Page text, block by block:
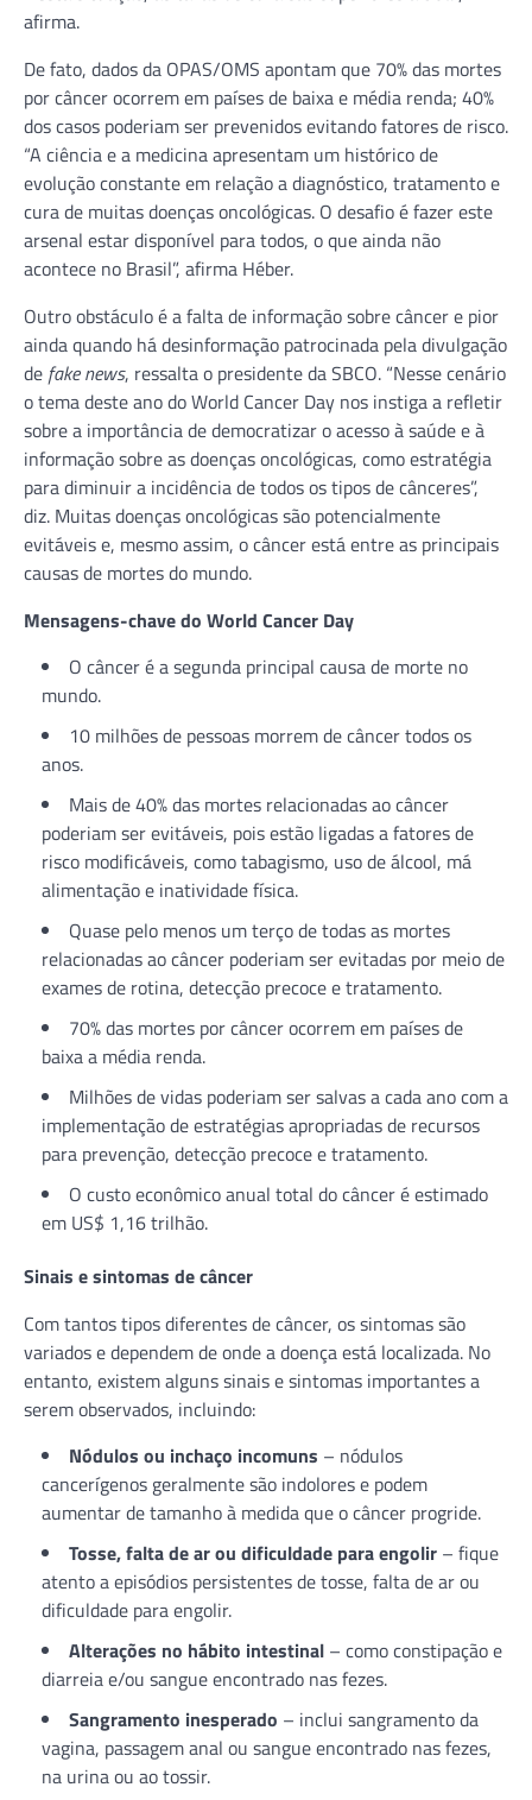
afirma.
De fato, dados da OPAS/OMS apontam que 70% das mortes
por câncer ocorrem em países de baixa e média renda; 40%
dos casos poderiam ser prevenidos evitando fatores de risco.
“A ciência e a medicina apresentam um histórico de
evolução constante em relação a diagnóstico, tratamento e
cura de muitas doenças oncológicas. O desafio é fazer este
arsenal estar disponível para todos, o que ainda não
acontece no Brasil”, afirma Héber.
Outro obstáculo é a falta de informação sobre câncer e pior
ainda quando há desinformação patrocinada pela divulgação
de fake news, ressalta o presidente da SBCO. “Nesse cenário
o tema deste ano do World Cancer Day nos instiga a refletir
sobre a importância de democratizar o acesso à saúde e à
informação sobre as doenças oncológicas, como estratégia
para diminuir a incidência de todos os tipos de cânceres”,
diz. Muitas doenças oncológicas são potencialmente
evitáveis e, mesmo assim, o câncer está entre as principais
causas de mortes do mundo.
Mensagens-chave do World Cancer Day
O câncer é a segunda principal causa de morte no
mundo.
10 milhões de pessoas morrem de câncer todos os
anos.
Mais de 40% das mortes relacionadas ao câncer
poderiam ser evitáveis, pois estão ligadas a fatores de
risco modificáveis, como tabagismo, uso de álcool, má
alimentação e inatividade física.
Quase pelo menos um terço de todas as mortes
relacionadas ao câncer poderiam ser evitadas por meio de
exames de rotina, detecção precoce e tratamento.
70% das mortes por câncer ocorrem em países de
baixa a média renda.
Milhões de vidas poderiam ser salvas a cada ano com a
implementação de estratégias apropriadas de recursos
para prevenção, detecção precoce e tratamento.
O custo econômico anual total do câncer é estimado
em US$ 1,16 trilhão.
Sinais e sintomas de câncer
Com tantos tipos diferentes de câncer, os sintomas são
variados e dependem de onde a doença está localizada. No
entanto, existem alguns sinais e sintomas importantes a
serem observados, incluindo:
Nódulos ou inchaço incomuns – nódulos
cancerígenos geralmente são indolores e podem
aumentar de tamanho à medida que o câncer progride.
Tosse, falta de ar ou dificuldade para engolir – fique
atento a episódios persistentes de tosse, falta de ar ou
dificuldade para engolir.
Alterações no hábito intestinal – como constipação e
diarreia e/ou sangue encontrado nas fezes.
Sangramento inesperado – inclui sangramento da
vagina, passagem anal ou sangue encontrado nas fezes,
na urina ou ao tossir.